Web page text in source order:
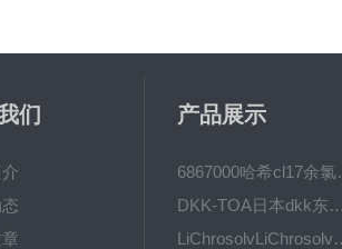
们 产品展示
6867000
DKK-TOA日本dkk东亚电